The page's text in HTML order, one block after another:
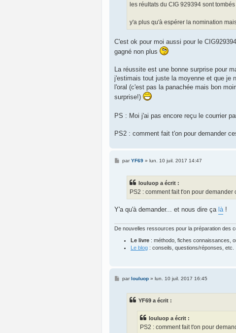
les réultats du CIG 929394 sont
y'a plus qu'à espérer la nomination
C'est ok pour moi aussi pour le
gagné non plus
La réussite est une bonne surprise pour
j'estimais tout juste la moyenne et que je
l'oral (c'est pas la panachée mais bon
surprise!)
PS : Moi j'ai pas encore reçu le courrier
PS2 : comment fait t'on pour demander
MparYF69» lun. 10 juil. 2017 14:47
louluop a écrit :
PS2 : comment fait t'on pour
Y'a qu'à demander... et nous dire ça là!
De nouvelles ressources pour la préparation des
Le livre : méthodo, fiches connaissances,
Le blog : conseils, questions/réponses, etc.
Mparlouluop» lun. 10 juil. 2017 16:45
YF69 a écrit :
louluop a écrit :
PS2 : comment fait t'on pour